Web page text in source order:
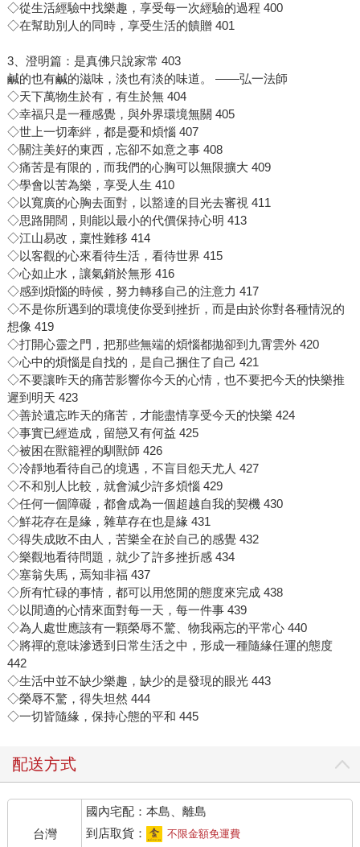
◇從生活經驗中找樂趣，享受每一次經驗的過程 400
◇在幫助別人的同時，享受生活的饋贈 401
3、澄明篇：是真佛只說家常 403
鹹的也有鹹的滋味，淡也有淡的味道。 ——弘一法師
◇天下萬物生於有，有生於無 404
◇幸福只是一種感覺，與外界環境無關 405
◇世上一切牽絆，都是憂和煩惱 407
◇關注美好的東西，忘卻不如意之事 408
◇痛苦是有限的，而我們的心胸可以無限擴大 409
◇學會以苦為樂，享受人生 410
◇以寬廣的心胸去面對，以豁達的目光去審視 411
◇思路開闊，則能以最小的代價保持心明 413
◇江山易改，稟性難移 414
◇以客觀的心來看待生活，看待世界 415
◇心如止水，讓氣銷於無形 416
◇感到煩惱的時候，努力轉移自己的注意力 417
◇不是你所遇到的環境使你受到挫折，而是由於你對各種情況的
想像 419
◇打開心靈之門，把那些無端的煩惱都拋卻到九霄雲外 420
◇心中的煩惱是自找的，是自己捆住了自己 421
◇不要讓昨天的痛苦影響你今天的心情，也不要把今天的快樂推
遲到明天 423
◇善於遺忘昨天的痛苦，才能盡情享受今天的快樂 424
◇事實已經造成，留戀又有何益 425
◇被困在獸籠裡的馴獸師 426
◇冷靜地看待自己的境遇，不盲目怨天尤人 427
◇不和別人比較，就會減少許多煩惱 429
◇任何一個障礙，都會成為一個超越自我的契機 430
◇鮮花存在是緣，雜草存在也是緣 431
◇得失成敗不由人，苦樂全在於自己的感覺 432
◇樂觀地看待問題，就少了許多挫折感 434
◇塞翁失馬，焉知非福 437
◇所有忙碌的事情，都可以用悠閒的態度來完成 438
◇以閒適的心情來面對每一天，每一件事 439
◇為人處世應該有一顆榮辱不驚、物我兩忘的平常心 440
◇將禪的意味滲透到日常生活之中，形成一種隨緣任運的態度
442
◇生活中並不缺少樂趣，缺少的是發現的眼光 443
◇榮辱不驚，得失坦然 444
◇一切皆隨緣，保持心態的平和 445
配送方式
台灣
國內宅配：本島、離島
到店取貨：
不限金額免運費